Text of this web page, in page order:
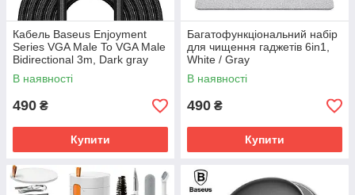
Кабель Baseus Enjoyment
Series VGA Male To VGA Male
Bidirectional 3m, Dark gray
(CAKSX-V0G)
В наявності
490 ₴
Купити
Багатофункціональний набір
для чищення гаджетів 6in1,
White / Gray
(2001000807529)
В наявності
490 ₴
Купити